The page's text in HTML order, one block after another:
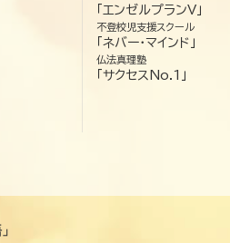
「エンゼルプランV」
不登校児支援スクール
「ネバー・マインド」
仏法真理塾
「サクセスNo.1」